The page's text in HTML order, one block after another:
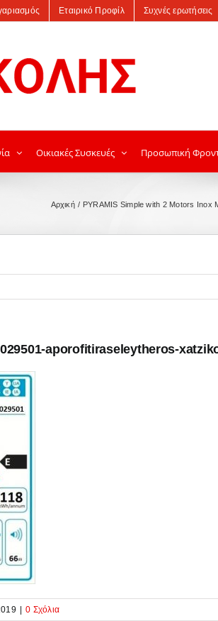
Εταιρικό Προφίλ Συχνές ερωτήσεις
Οικιακές Συσκευές Προσωπική
Αρχική PYRAMIS Simple with 2 Motors Inox
aporofitiraseleytheros-
| 0 Σχόλια